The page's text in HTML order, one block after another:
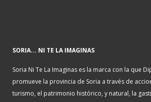
SORIA... NI TE LA IMAGINAS
Soria Ni Te La Imaginas es la marca con la que
promueve la provincia de Soria a través de
turismo, el patrimonio histórico, y natural, la